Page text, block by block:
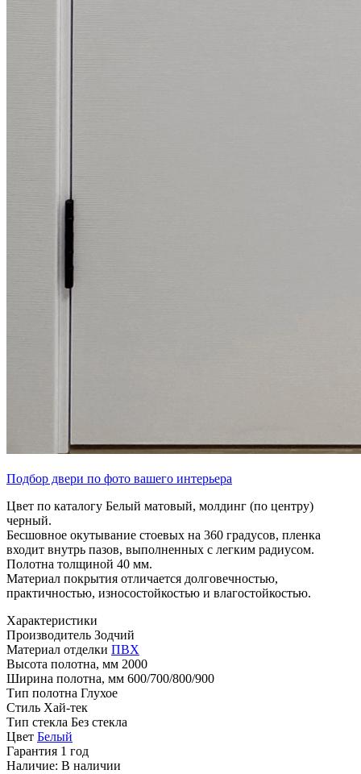
Подбор двери по фото вашего интерьера
Цвет по каталогу Белый матовый, молдинг (по центру)
черный.
Бесшовное окутывание стоевых на 360 градусов, пленка
входит внутрь пазов, выполненных с легким радиусом.
Полотна толщиной 40 мм.
Материал покрытия отличается долговечностью,
практичностью, износостойкостью и влагостойкостью.
Характеристики
Производитель Зодчий
Материал отделки ПВХ
Высота полотна, мм 2000
Ширина полотна, мм 600/700/800/900
Тип полотна Глухое
Стиль Хай-тек
Тип стекла Без стекла
Цвет Белый
Гарантия 1 год
Наличие: В наличии